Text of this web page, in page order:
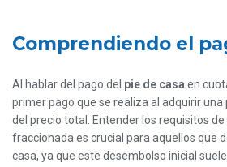
Comprendiendo el
Al hablar del pago del pie de casa en
primer pago que se realiza al adquirir una
del precio total. Entender los requisitos
fraccionada es crucial para aquellos que
casa, ya que este desembolso inicial